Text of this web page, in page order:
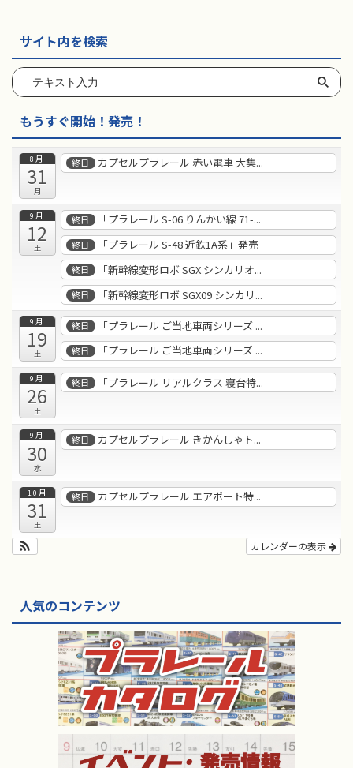
サイト内を検索
もうすぐ開始！発売！
8月
31
月
終日 カプセルプラレール 赤い電車 大集...
9月
12
土
終日 「プラレール S-06 りんかい線 71-...
終日 「プラレール S-48 近鉄1A系」発売
終日 「新幹線変形ロボ SGX シンカリオ...
終日 「新幹線変形ロボ SGX09 シンカリ...
9月
19
土
終日 「プラレール ご当地車両シリーズ ...
終日 「プラレール ご当地車両シリーズ ...
9月
26
土
終日 「プラレール リアルクラス 寝台特...
9月
30
水
終日 カプセルプラレール きかんしゃト...
10月
31
土
終日 カプセルプラレール エアポート特...
カレンダーの表示
人気のコンテンツ